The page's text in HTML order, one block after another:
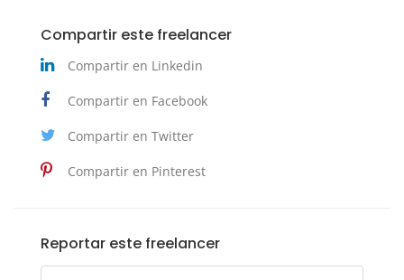
Compartir este freelancer
Compartir en Linkedin
Compartir en Facebook
Compartir en Twitter
Compartir en Pinterest
Reportar este freelancer